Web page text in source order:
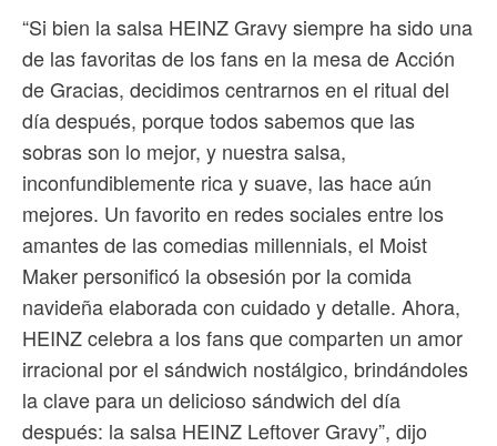
“Si bien la salsa HEINZ Gravy siempre ha sido una
de las favoritas de los fans en la mesa de Acción
de Gracias, decidimos centrarnos en el ritual del
día después, porque todos sabemos que las
sobras son lo mejor, y nuestra salsa,
inconfundiblemente rica y suave, las hace aún
mejores. Un favorito en redes sociales entre los
amantes de las comedias millennials, el Moist
Maker personificó la obsesión por la comida
navideña elaborada con cuidado y detalle. Ahora,
HEINZ celebra a los fans que comparten un amor
irracional por el sándwich nostálgico, brindándoles
la clave para un delicioso sándwich del día
después: la salsa HEINZ Leftover Gravy”, dijo